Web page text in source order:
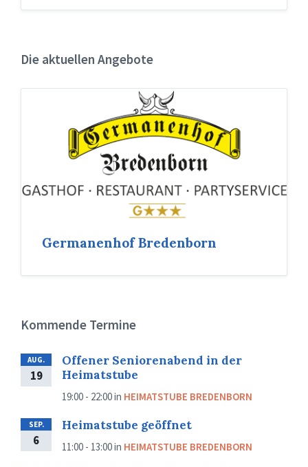
Die aktuellen Angebote
Germanenhof Bredenborn
Kommende Termine
AUG.
19
Offener Seniorenabend in der
Heimatstube
19:00 - 22:00in HEIMATSTUBE BREDENBORN
SEP.
6
Heimatstube geöffnet
11:00 - 13:00in HEIMATSTUBE BREDENBORN